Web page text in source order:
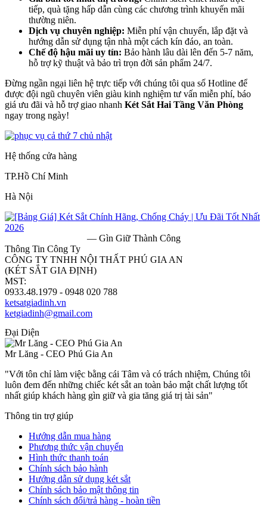
tiếp, quà tặng hấp dẫn cùng các chương trình khuyến mãi
thường niên.
Dịch vụ chuyên nghiệp: Miễn phí vận chuyển, lắp đặt và
hướng dẫn sử dụng tận nhà một cách kín đáo, an toàn.
Chế độ hậu mãi uy tín: Bảo hành lâu dài lên đến 5-7 năm,
hỗ trợ kỹ thuật và bảo trì trọn đời sản phẩm 24/7.
Đừng ngần ngại liên hệ trực tiếp với chúng tôi qua số Hotline để
được đội ngũ chuyên viên giàu kinh nghiệm tư vấn miễn phí, báo
giá ưu đãi và hỗ trợ giao nhanh Két Sắt Hai Tầng Văn Phòng
ngay trong ngày!
Hệ thống cửa hàng
TP.Hồ Chí Minh
Hà Nội
— Gìn Giữ Thành Công
Thông Tin Công Ty
CÔNG TY TNHH NỘI THẤT PHÚ GIA AN
(KÉT SẮT GIA ĐỊNH)
MST:
0933.48.1979 - 0948 020 788
ketsatgiadinh.vn
ketgiadinh@gmail.com
Đại Diện
Mr Lăng - CEO Phú Gia An
"Với tôn chỉ làm việc bằng cái Tâm và có trách nhiệm, Chúng tôi
luôn đem đến những chiếc két sắt an toàn bảo mật chất lượng tốt
nhất giúp khách hàng gìn giữ và gia tăng giá trị tài sản"
Thông tin trợ giúp
Hướng dẫn mua hàng
Phương thức vận chuyển
Hình thức thanh toán
Chính sách bảo hành
Hướng dẫn sử dụng két sắt
Chính sách bảo mật thông tin
Chính sách đổi/trả hàng - hoàn tiền